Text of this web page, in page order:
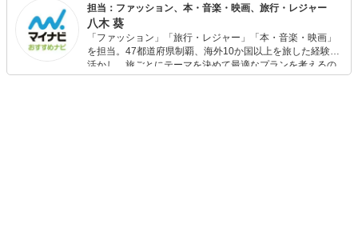
も、旅行好きの夫と二人で旅行を計画してさまざま場所を
訪れている。温泉やグルメ旅が好きで、子どもを出産後は
子連れ旅行も日々勉強中。 大学は教育学部卒業。高等学校
国語科教諭や学校図書館司書教諭の実習を経て、「言葉」
を通じて子どもの教育に関わりたいと書店員の道を志した
ことも。 現在はそのエネルギーを子どもに向けて、図書館
担当：ファッション、本・音楽・映画、旅行・レジャー
八木 葵
「ファッション」「旅行・レジャー」「本・音楽・映画」
を担当。47都道府県制覇、海外10か国以上を旅した経験を
活かし、旅ごとにテーマを決めて最適なプランを考えるの
が得意。また、アパレルショップでの販売経験もあり。誰